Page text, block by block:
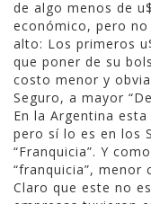
de algo menos de
económico, pero no
alto: Los primeros
que poner de su
costo menor y
Seguro, a mayor
En la Argentina
pero sí lo es en los
“Franquicia”. Y
“franquicia”, menor
Claro que este no